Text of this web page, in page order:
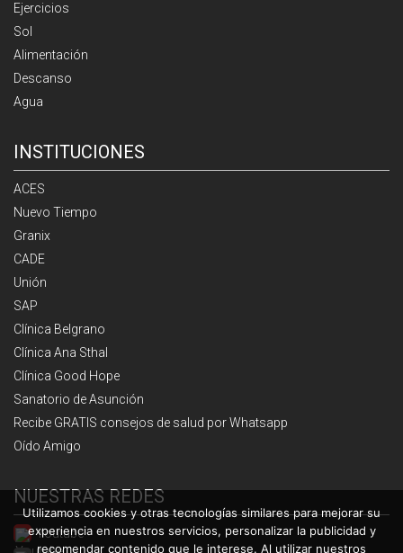
Ejercicios
Sol
Alimentación
Descanso
Agua
INSTITUCIONES
ACES
Nuevo Tiempo
Granix
CADE
Unión
SAP
Clínica Belgrano
Clínica Ana Sthal
Clínica Good Hope
Sanatorio de Asunción
Recibe GRATIS consejos de salud por Whatsapp
Oído Amigo
NUESTRAS REDES
Youtube
Utilizamos cookies y otras tecnologías similares para mejorar su
experiencia en nuestros servicios, personalizar la publicidad y
recomendar contenido que le interese. Al utilizar nuestros